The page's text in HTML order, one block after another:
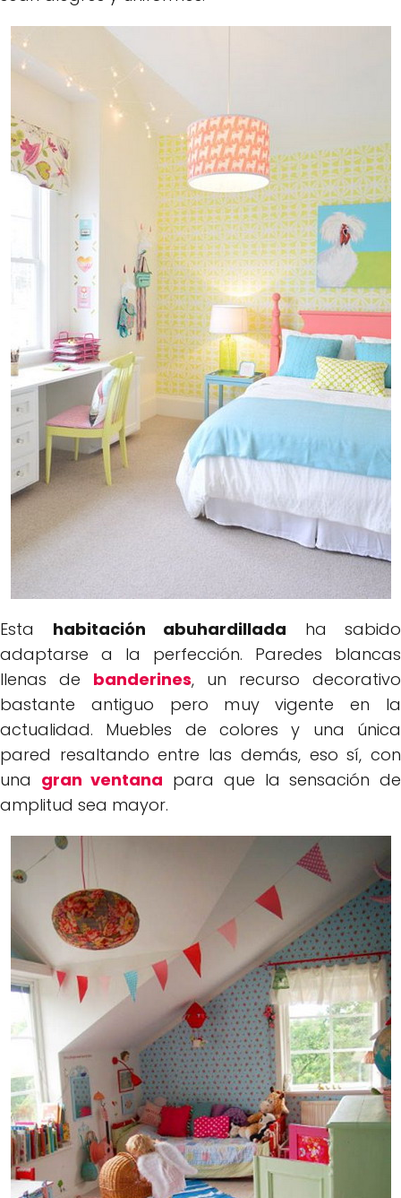
Esta habitación abuhardillada ha sabido
adaptarse a la perfección. Paredes blancas
llenas de banderines, un recurso decorativo
bastante antiguo pero muy vigente en la
actualidad. Muebles de colores y una única
pared resaltando entre las demás, eso sí, con
una gran ventana para que la sensación de
amplitud sea mayor.